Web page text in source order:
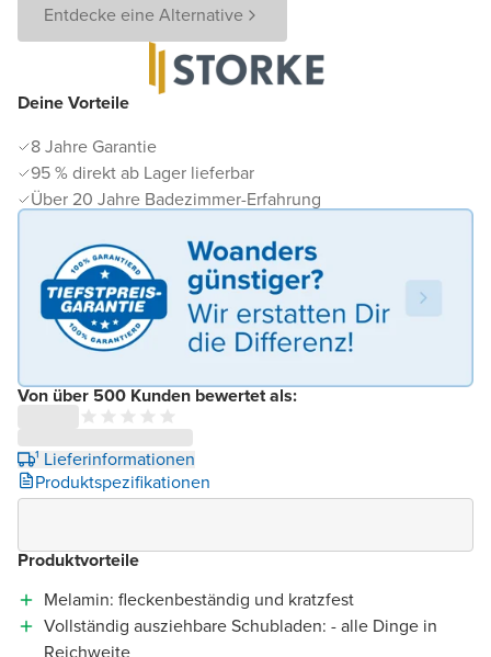
Deine Vorteile
8 Jahre Garantie
95 % direkt ab Lager lieferbar
Über 20 Jahre Badezimmer-Erfahrung
Von über 500 Kunden bewertet als:
¹ Lieferinformationen
Produktspezifikationen
Entdecke eine Alternative
Produktvorteile
Melamin: fleckenbeständig und kratzfest
Vollständig ausziehbare Schubladen: - alle Dinge in
Reichweite